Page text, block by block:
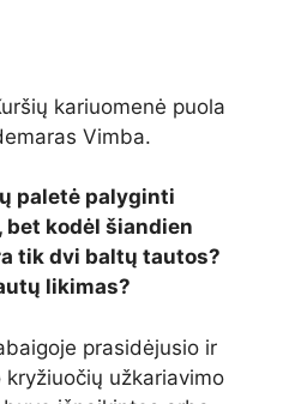
kariuomenė puola
Vimba.
paletė palyginti
kodėl šiandien
tik dvi baltų tautos?
likimas?
prasidėjusio ir
užkariavimo